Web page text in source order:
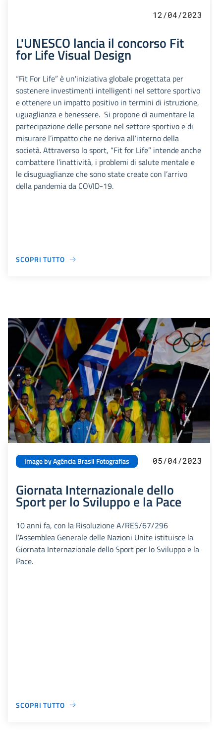
12/04/2023
L'UNESCO lancia il concorso Fit
for Life Visual Design
“Fit For Life” è un'iniziativa globale progettata per
sostenere investimenti intelligenti nel settore sportivo
e ottenere un impatto positivo in termini di istruzione,
uguaglianza e benessere. Si propone di aumentare la
partecipazione delle persone nel settore sportivo e di
misurare l’impatto che ne deriva all’interno della
società. Attraverso lo sport, “Fit for Life” intende anche
combattere l’inattività, i problemi di salute mentale e
le disuguaglianze che sono state create con l’arrivo
della pandemia da COVID-19.
SCOPRI TUTTO
Image by Agência Brasil Fotografias 05/04/2023
Giornata Internazionale dello
Sport per lo Sviluppo e la Pace
10 anni fa, con la Risoluzione A/RES/67/296
l’Assemblea Generale delle Nazioni Unite istituisce la
Giornata Internazionale dello Sport per lo Sviluppo e la
Pace.
SCOPRI TUTTO